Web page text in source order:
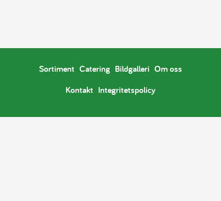
Sortiment Catering Bildgalleri Om oss
Kontakt Integritetspolicy